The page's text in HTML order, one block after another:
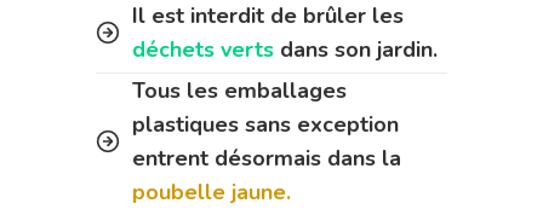
Il est interdit de brûler les
déchets verts dans son jardin.
Tous les emballages
plastiques sans exception
entrent désormais dans la
poubelle jaune.